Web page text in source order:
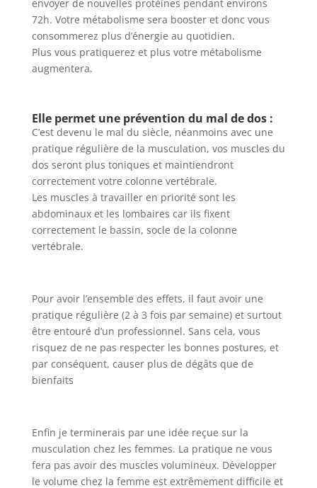
envoyer de nouvelles protéines pendant environs
72h. Votre métabolisme sera booster et donc vous
consommerez plus d’énergie au quotidien.
Plus vous pratiquerez et plus votre métabolisme
augmentera.
Elle permet une prévention du mal de dos :
C’est devenu le mal du siècle, néanmoins avec une
pratique régulière de la musculation, vos muscles du
dos seront plus toniques et maintiendront
correctement votre colonne vertébrale.
Les muscles à travailler en priorité sont les
abdominaux et les lombaires car ils fixent
correctement le bassin, socle de la colonne
vertébrale.
Pour avoir l’ensemble des effets, il faut avoir une
pratique régulière (2 à 3 fois par semaine) et surtout
être entouré d’un professionnel. Sans cela, vous
risquez de ne pas respecter les bonnes postures, et
par conséquent, causer plus de dégâts que de
bienfaits
Enfin je terminerais par une idée reçue sur la
musculation chez les femmes. La pratique ne vous
fera pas avoir des muscles volumineux. Développer
le volume chez la femme est extrêmement difficile et